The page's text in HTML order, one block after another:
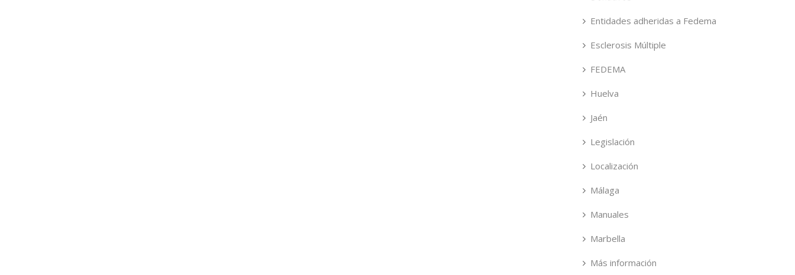
Entidades adheridas a Fedema
Esclerosis Múltiple
FEDEMA
Huelva
Jaén
Legislación
Localización
Málaga
Manuales
Marbella
Más información